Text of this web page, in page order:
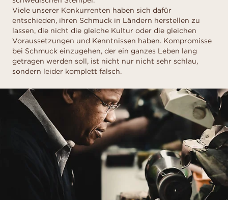
Viele unserer Konkurrenten haben sich dafür
entschieden, ihren Schmuck in Ländern herstellen zu
lassen, die nicht die gleiche Kultur oder die gleichen
Voraussetzungen und Kenntnissen haben. Kompromisse
bei Schmuck einzugehen, der ein ganzes Leben lang
getragen werden soll, ist nicht nur nicht sehr schlau,
sondern leider komplett falsch.